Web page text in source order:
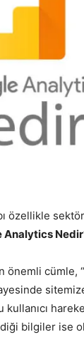
özellikle
Analytics
cümle,
kullanıcı
bilgiler ise